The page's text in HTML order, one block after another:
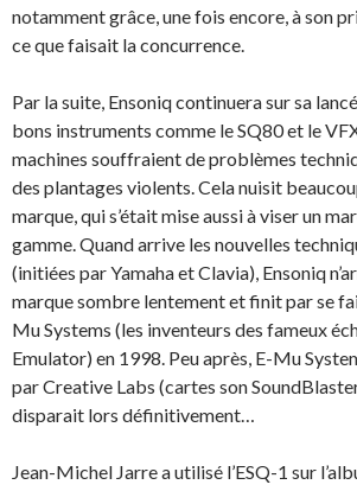
notamment grâce, une fois encore, à son
ce que faisait la concurrence.
Par la suite, Ensoniq continuera sur sa
bons instruments comme le SQ80 et le
machines souffraient de problèmes
des plantages violents. Cela nuisit
marque, qui s’était mise aussi à viser un
gamme. Quand arrive les nouvelles
(initiées par Yamaha et Clavia), Ensoniq
marque sombre lentement et finit par se
Mu Systems (les inventeurs des fameux
Emulator) en 1998. Peu après, E-Mu
par Creative Labs (cartes son
disparait lors définitivement…
Jean-Michel Jarre a utilisé l’ESQ-1 sur